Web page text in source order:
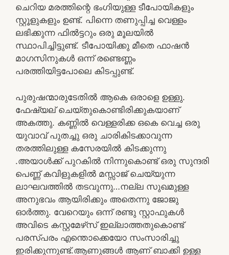
ചെറിയ മരത്തിന്റെ ഭംഗിയുള്ള ടീപോയികളും
സ്റ്റൂളുകളും ഉണ്ട്. പിന്നെ തണുപ്പിച്ച വെള്ളം
ലഭിക്കുന്ന ഫിൽട്ടറും ഒരു മൂലയിൽ
സ്ഥാപിച്ചിട്ടുണ്ട്. ടീപോയിക്കു മീതെ ഫാഷൻ
മാഗസിനുകൾ ഒന്ന് രണ്ടെണ്ണം
പരത്തിയിട്ടപോലെ കിടപ്പുണ്ട്.
പുരുഷന്മാരുടേതിൽ ആകെ ഒരാളെ ഉള്ളു.
ഫേഷ്യല് ചെയ്തുകൊണ്ടിരിക്കുകയാണ്
അകത്തു. കണ്ണിൽ വെള്ളരിക്ക ഒകെ വെച്ച ഒരു
യുവാവ് പുതച്ചു ഒരു ചാരികിടക്കാവുന്ന
തരത്തിലുള്ള കസേരയിൽ കിടക്കുന്നു
.അയാൾക്ക്‌ പുറകിൽ നിന്നുകൊണ്ട് ഒരു സുന്ദരി
പെണ്ണ് കവിളുകളിൽ മസ്സാജ് ചെയ്യുന്ന
ലാഘവത്തിൽ തടവുന്നു…നല്ല സുഖമുള്ള
അനുഭവം ആയിരിക്കും അതെന്നു ജോജു
ഓർത്തു. വേറെയും ഒന്ന് രണ്ടു സ്റ്റാഫുകൾ
അവിടെ കസ്റ്റമേഴ്‌സ് ഇല്ലാത്തതുകൊണ്ട്
പരസ്പരം എന്തൊക്കെയോ സംസാരിച്ചു
ഇരിക്കുന്നുണ്ട്.ആണുങ്ങൾ ആണ് ബാക്കി ഉള്ള